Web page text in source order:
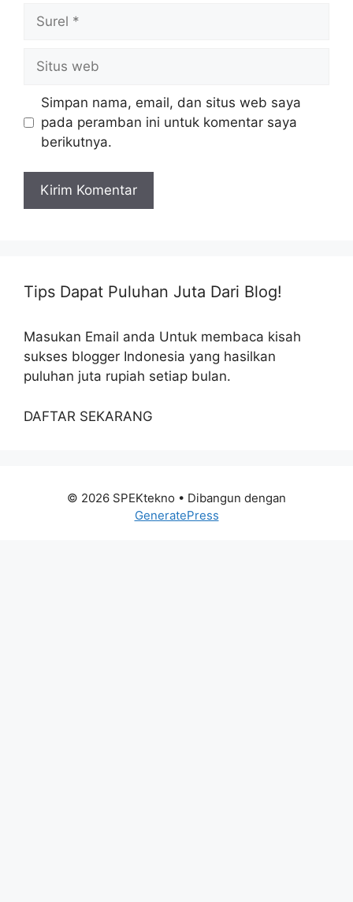
web
Simpan nama, email, dan situs web saya
pada peramban ini untuk komentar saya
berikutnya.
Tips Dapat Puluhan Juta Dari Blog!
Masukan Email anda Untuk membaca kisah
sukses blogger Indonesia yang hasilkan
puluhan juta rupiah setiap bulan.
DAFTAR SEKARANG
© 2026 SPEKtekno • Dibangun dengan
GeneratePress